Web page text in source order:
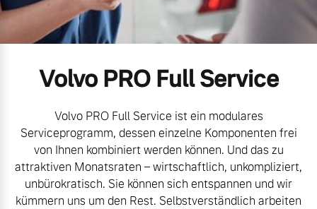
Mild-Hybrid
Geschäftskunden
Editionsmodelle
Volvo Gebrauchtwagenbörse
Aktuelle Zubehörangebote
Zubehörkatalog
Kontakt und Anfahrt
Volvo PRO Full Service
Volvo PRO Full Service ist ein modulares
Serviceprogramm, dessen einzelne Komponenten frei
von Ihnen kombiniert werden können. Und das zu
attraktiven Monatsraten – wirtschaftlich, unkompliziert,
unbürokratisch. Sie können sich entspannen und wir
kümmern uns um den Rest. Selbstverständlich arbeiten